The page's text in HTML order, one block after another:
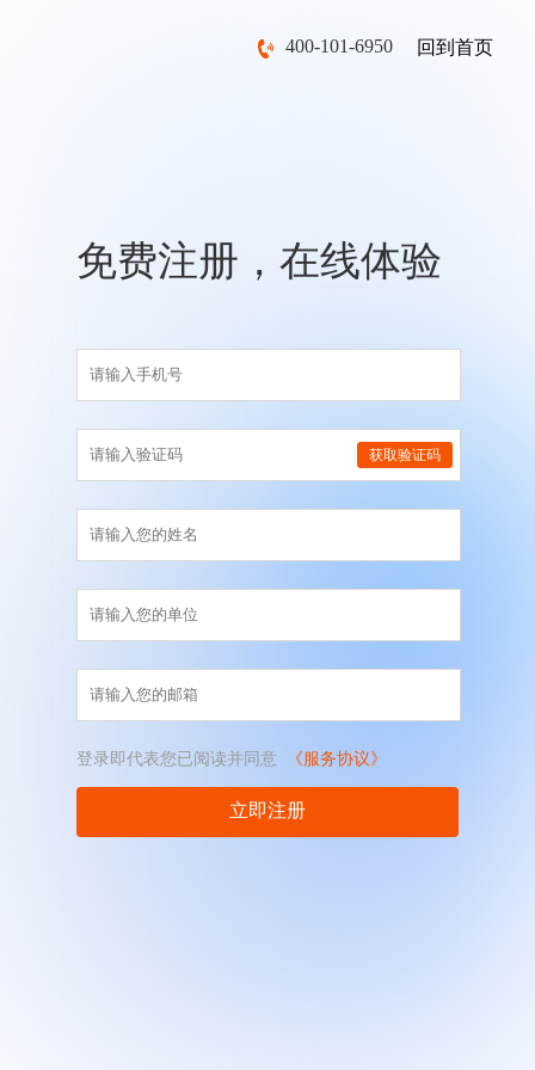
回到首页
400-101-6950
免费注册，在线体验
获取验证码
登录即代表您已阅读并同意 《服务协议》
立即注册